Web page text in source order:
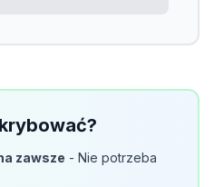
zawsze - Nie potrzeba